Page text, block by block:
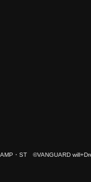
・ST ©VANGUARD